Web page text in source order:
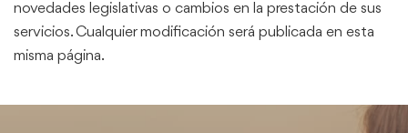
novedades legislativas o cambios en la prestación de sus
servicios. Cualquier modificación será publicada en esta
misma página.